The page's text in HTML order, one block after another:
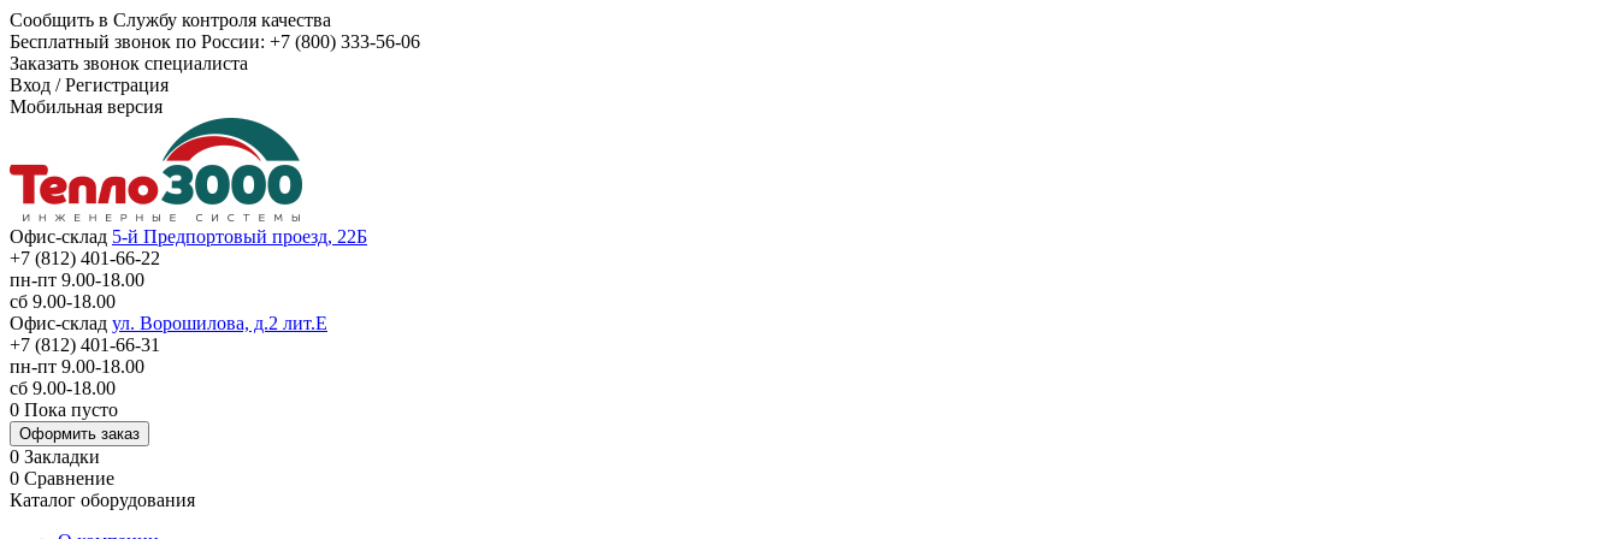
Сообщить в Службу контроля качества
Бесплатный звонок по России: +7 (800) 333-56-06
Заказать звонок специалиста
Вход /Регистрация
Мобильная версия
Офис-склад 5-й Предпортовый проезд, 22Б
+7 (812) 401-66-22
пн-пт 9.00-18.00
сб 9.00-18.00
Офис-склад ул. Ворошилова, д.2 лит.Е
+7 (812) 401-66-31
пн-пт 9.00-18.00
сб 9.00-18.00
0 Пока пусто
Оформить заказ
0 Закладки
0 Сравнение
Каталог оборудования